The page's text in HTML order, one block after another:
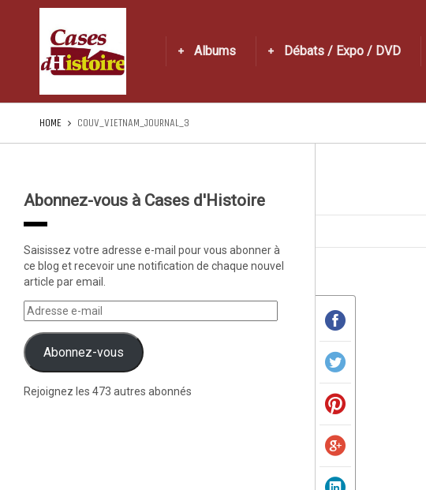
Albums Débats / Expo / DVD
HOME COUV_VIETNAM_JOURNAL_3
Abonnez-vous à Cases d'Histoire
Saisissez votre adresse e-mail pour vous abonner à
ce blog et recevoir une notification de chaque nouvel
article par email.
Abonnez-vous
Rejoignez les 473 autres abonnés